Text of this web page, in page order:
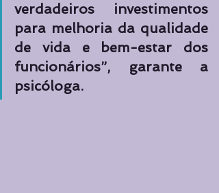
verdadeiros investimentos
para melhoria da qualidade
de vida e bem-estar dos
funcionários”, garante a
psicóloga.